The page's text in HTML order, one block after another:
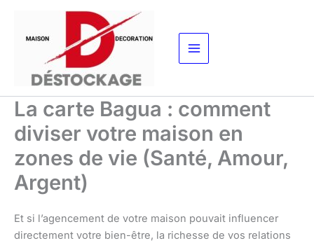
contenu
La carte Bagua : comment
diviser votre maison en
zones de vie (Santé, Amour,
Argent)
Et si l’agencement de votre maison pouvait influencer
directement votre bien-être, la richesse de vos relations